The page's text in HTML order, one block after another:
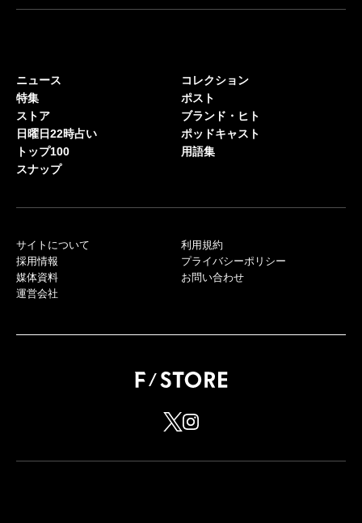
ニュース
特集
ストア
日曜日22時占い
トップ100
スナップ
コレクション
ポスト
ブランド・ヒト
ポッドキャスト
用語集
サイトについて
採用情報
媒体資料
運営会社
利用規約
プライバシーポリシー
お問い合わせ